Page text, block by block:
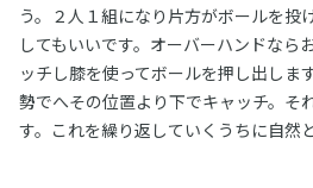
う。２人１組になり片方がボールを投
してもいいです。オーバーハンドなら
ッチし膝を使ってボールを押し出しま
勢でへその位置より下でキャッチ。そ
す。これを繰り返していくうちに自然